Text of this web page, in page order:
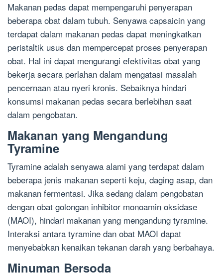
Makanan pedas dapat mempengaruhi penyerapan
beberapa obat dalam tubuh. Senyawa capsaicin yang
terdapat dalam makanan pedas dapat meningkatkan
peristaltik usus dan mempercepat proses penyerapan
obat. Hal ini dapat mengurangi efektivitas obat yang
bekerja secara perlahan dalam mengatasi masalah
pencernaan atau nyeri kronis. Sebaiknya hindari
konsumsi makanan pedas secara berlebihan saat
dalam pengobatan.
Makanan yang Mengandung
Tyramine
Tyramine adalah senyawa alami yang terdapat dalam
beberapa jenis makanan seperti keju, daging asap, dan
makanan fermentasi. Jika sedang dalam pengobatan
dengan obat golongan inhibitor monoamin oksidase
(MAOI), hindari makanan yang mengandung tyramine.
Interaksi antara tyramine dan obat MAOI dapat
menyebabkan kenaikan tekanan darah yang berbahaya.
Minuman Bersoda